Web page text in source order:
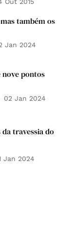
também os
Jan 2024
nove pontos
02 Jan 2024
da travessia do
Jan 2024